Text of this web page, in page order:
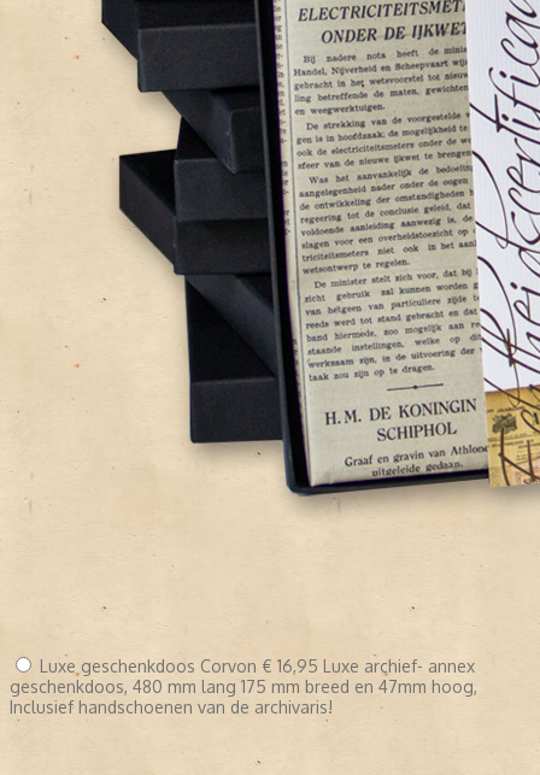
Luxe geschenkdoos Corvon € 16,95 Luxe archief- annex
geschenkdoos, 480 mm lang 175 mm breed en 47mm hoog,
Inclusief handschoenen van de archivaris!